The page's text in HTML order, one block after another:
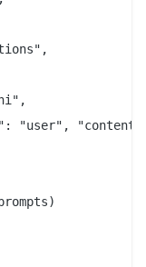
"user",